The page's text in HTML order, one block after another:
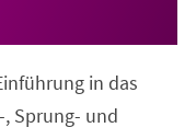
in das
Sprung- und